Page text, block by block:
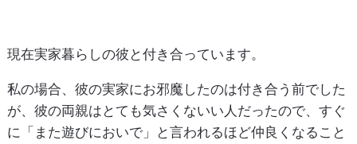
現在実家暮らしの彼と付き合っています。
私の場合、彼の実家にお邪魔したのは付き合う前でした
が、彼の両親はとても気さくないい人だったので、すぐ
に「また遊びにおいで」と言われるほど仲良くなること